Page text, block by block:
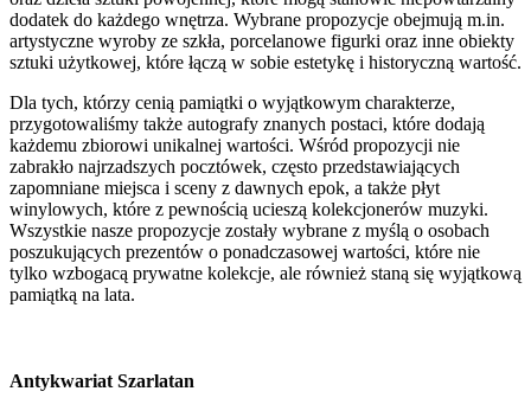
dodatek do każdego wnętrza. Wybrane propozycje obejmują m.in.
artystyczne wyroby ze szkła, porcelanowe figurki oraz inne obiekty
sztuki użytkowej, które łączą w sobie estetykę i historyczną wartość.
Dla tych, którzy cenią pamiątki o wyjątkowym charakterze,
przygotowaliśmy także autografy znanych postaci, które dodają
każdemu zbiorowi unikalnej wartości. Wśród propozycji nie
zabrakło najrzadszych pocztówek, często przedstawiających
zapomniane miejsca i sceny z dawnych epok, a także płyt
winylowych, które z pewnością ucieszą kolekcjonerów muzyki.
Wszystkie nasze propozycje zostały wybrane z myślą o osobach
poszukujących prezentów o ponadczasowej wartości, które nie
tylko wzbogacą prywatne kolekcje, ale również staną się wyjątkową
pamiątką na lata.
Antykwariat Szarlatan